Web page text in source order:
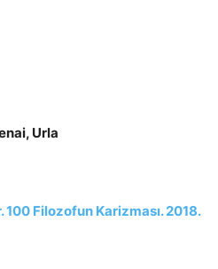
Urla
100 Filozofun Karizması. 2018.